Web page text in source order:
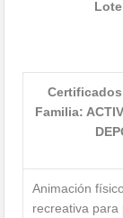
Familia:
Animación
recreativa para